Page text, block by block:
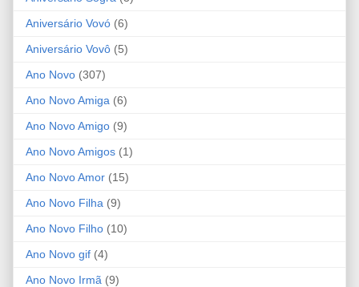
Aniversário Vovó (6)
Aniversário Vovô (5)
Ano Novo (307)
Ano Novo Amiga (6)
Ano Novo Amigo (9)
Ano Novo Amigos (1)
Ano Novo Amor (15)
Ano Novo Filha (9)
Ano Novo Filho (10)
Ano Novo gif (4)
Ano Novo Irmã (9)